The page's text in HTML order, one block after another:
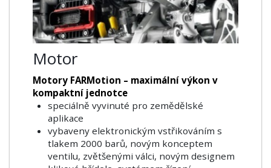
Motor
Motory FARMotion – maximální výkon v
kompaktní jednotce
speciálně vyvinuté pro zemědělské
aplikace
vybaveny elektronickým vstřikováním s
tlakem 2000 barů, novým konceptem
ventilu, zvětšenými válci, novým designem